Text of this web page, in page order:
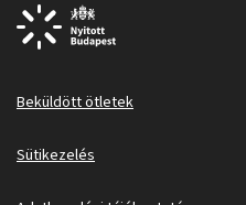
Beküldött ötletek
Sütikezelés